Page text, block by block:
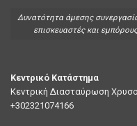
Δυνατότητα άμεσης
επισκευαστές και
Κεντρικό Κατάστημα
Κεντρική Διασταύρωση
+302321074166